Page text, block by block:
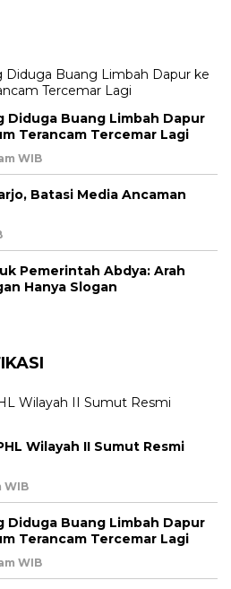
Diduga Buang Limbah Dapur
Terancam Tercemar Lagi
WIB
Batasi Media Ancaman
Pemerintah Abdya: Arah
Hanya Slogan
Wilayah II Sumut Resmi
WIB
Diduga Buang Limbah Dapur
Terancam Tercemar Lagi
WIB